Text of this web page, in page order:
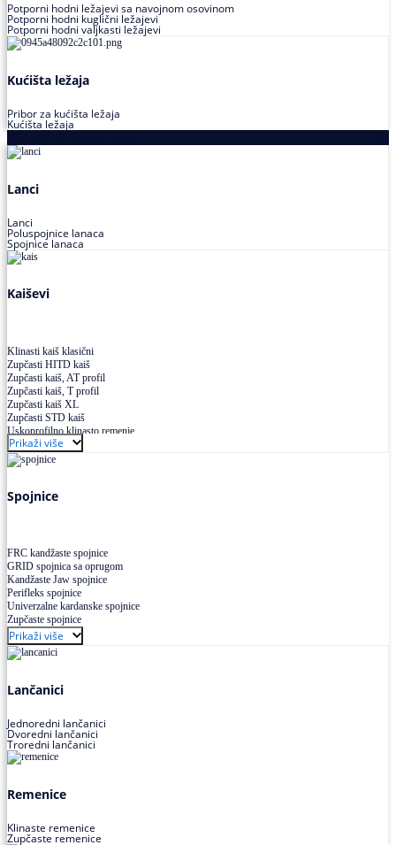
Potporni hodni ležajevi sa navojnom osovinom
Potporni hodni kuglični ležajevi
Potporni hodni valjkasti ležajevi
Kućišta ležaja
Pribor za kućišta ležaja
Kućišta ležaja
Lanci
Lanci
Poluspojnice lanaca
Spojnice lanaca
Kaiševi
Klinasti kaiš klasični
Zupčasti HITD kaiš
Zupčasti kaiš, AT profil
Zupčasti kaiš, T profil
Zupčasti kaiš XL
Zupčasti STD kaiš
Uskoprofilno klinasto remenje
Uskoprofilno klinasto remenje spojeno
Uskoprofilno klinasto remenje XP extra power
Višekanalno remenje PJ,PK
Prikaži više
Spojnice
FRC kandžaste spojnice
GRID spojnica sa oprugom
Kandžaste Jaw spojnice
Perifleks spojnice
Univerzalne kardanske spojnice
Zupčaste spojnice
Prikaži više
Lančanici
Jednoredni lančanici
Dvoredni lančanici
Troredni lančanici
Remenice
Klinaste remenice
Zupčaste remenice